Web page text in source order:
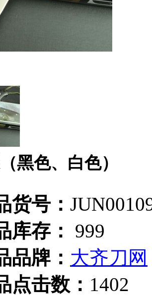
黑色、白色）
货号：
库存：
999
品牌： 大齐刀网
点击数： 1402